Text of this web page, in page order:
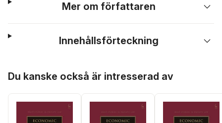
Mer om författaren
Innehållsförteckning
Du kanske också är intresserad av